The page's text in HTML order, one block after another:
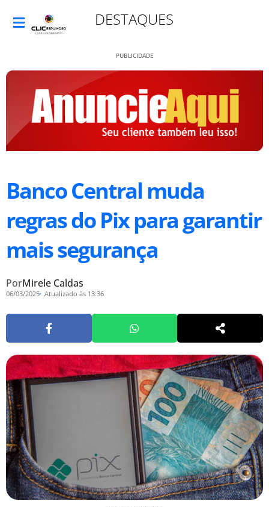
DESTAQUES
PUBLICIDADE
Banco Central muda
regras do Pix para garantir
mais segurança
PorMirele Caldas
06/03/2025 Atualizado às 13:36